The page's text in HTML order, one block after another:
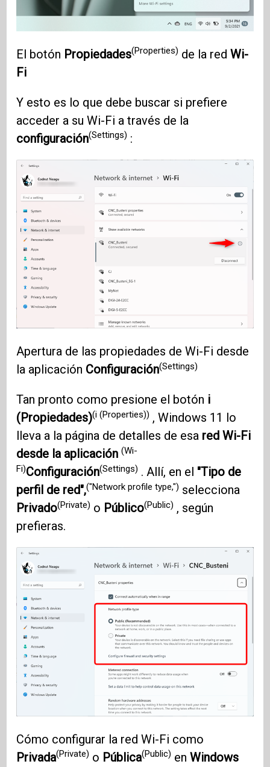
El botón Propiedades(Properties) de la redWi-
Fi
Y esto es lo que debe buscar si prefiere
acceder a su Wi-Fi a través de la
configuración(Settings) :
Apertura de las propiedades de Wi-Fi desde
la aplicación Configuración(Settings)
Tan pronto como presione el botón i
(Propiedades)(i (Properties)) , Windows 11 lo
lleva a la página de detalles de esa red Wi-Fi
desde la aplicación(Wi-
Fi)Configuración(Settings) . Allí, en el "Tipo de
perfil de red",("Network profile type,") selecciona
Privado(Private) o Público(Public) , según
prefieras.
Cómo configurar la red Wi-Fi como
Privada(Private) o Pública(Public) enWindows